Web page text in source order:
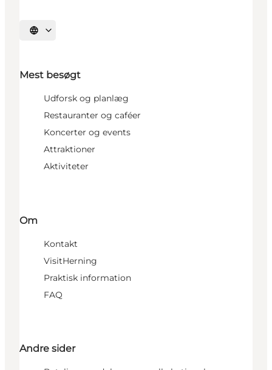
Vælg sprog
Mest besøgt
Udforsk og planlæg
Restauranter og caféer
Koncerter og events
Attraktioner
Aktiviteter
Om
Kontakt
VisitHerning
Praktisk information
FAQ
Andre sider